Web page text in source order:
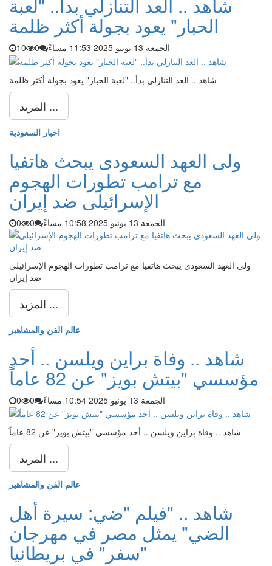
شاهد .. العد التنازلي بدأ.. "لعبة
الحبار" يعود بجولة أكثر ظلمة
الجمعة 13 يونيو 2025 11:53 مساءً 0
10
شاهد .. العد التنازلي بدأ.. "لعبة الحبار" يعود بجولة أكثر ظلمة
المزيد ...
اخبار السعودية
ولى العهد السعودى يبحث هاتفيا
مع ترامب تطورات الهجوم
الإسرائيلى ضد إيران
الجمعة 13 يونيو 2025 10:58 مساءً 0
0
ولى العهد السعودى يبحث هاتفيا مع ترامب تطورات الهجوم الإسرائيلى
ضد إيران
المزيد ...
عالم الفن والمشاهير
شاهد .. وفاة براين ويلسن .. أحد
مؤسسي "بيتش بويز" عن 82 عاماً
الجمعة 13 يونيو 2025 10:54 مساءً 0
0
شاهد .. وفاة براين ويلسن .. أحد مؤسسي "بيتش بويز" عن 82 عاماً
المزيد ...
عالم الفن والمشاهير
شاهد .. "فيلم "ضي: سيرة أهل
الضي" يمثل مصر في مهرجان
"سفر" في بريطانيا